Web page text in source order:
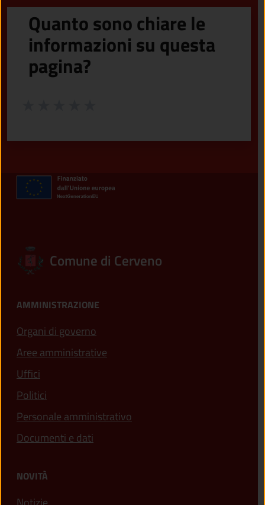
Quanto sono chiare le
informazioni su questa
pagina?
Comune di Cerveno
AMMINISTRAZIONE
Organi di governo
Aree amministrative
Uffici
Politici
Personale amministrativo
Documenti e dati
NOVITÀ